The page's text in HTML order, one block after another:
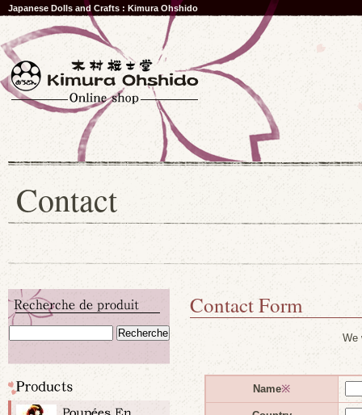
Japanese Dolls and Crafts : Kimura Ohshido
Contact
Contact Form
We
Name※